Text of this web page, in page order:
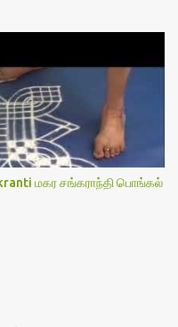
pooja
tamil. i.e Archanai slokam
the pooja procedures.Hope
the sloka pictures from our
also typed the Shodasha
If u want to use
our permission.Thanks for
மகர சங்கராந்தி பொங்கல்